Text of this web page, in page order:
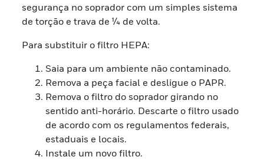
segurança no soprador com um simples sistema
de torção e trava de ¼ de volta.
Para substituir o filtro HEPA:
Saia para um ambiente não contaminado.
Remova a peça facial e desligue o PAPR.
Remova o filtro do soprador girando no
sentido anti-horário. Descarte o filtro usado
de acordo com os regulamentos federais,
estaduais e locais.
Instale um novo filtro.